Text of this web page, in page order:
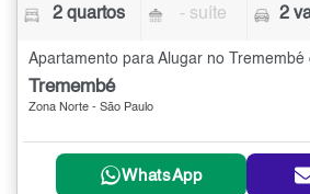
2 quartos - suíte 2
Apartamento para Alugar no Tremembé
Tremembé
Zona Norte - São Paulo
WhatsApp